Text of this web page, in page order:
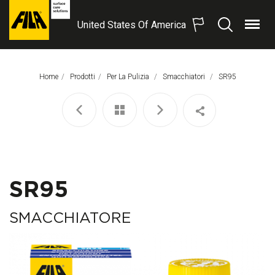
FILA
United States Of America
SearchMenu
Home Prodotti Per La Pulizia Smacchiatori Pagina Corrente:
SR95
SR95
SMACCHIATORE